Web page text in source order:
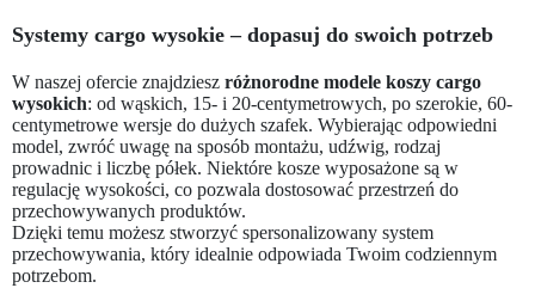
Systemy cargo wysokie – dopasuj do swoich potrzeb
W naszej ofercie znajdziesz różnorodne modele koszy cargo
wysokich: od wąskich, 15- i 20-centymetrowych, po szerokie, 60-
centymetrowe wersje do dużych szafek. Wybierając odpowiedni
model, zwróć uwagę na sposób montażu, udźwig, rodzaj
prowadnic i liczbę półek. Niektóre kosze wyposażone są w
regulację wysokości, co pozwala dostosować przestrzeń do
przechowywanych produktów.
Dzięki temu możesz stworzyć spersonalizowany system
przechowywania, który idealnie odpowiada Twoim codziennym
potrzebom.